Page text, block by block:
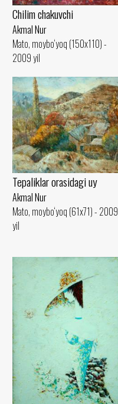
Сhilim chakuvchi
Akmal Nur
Mato, moybo‘yoq (150x110) -
2009 yil
Tepaliklar orasidagi uy
Akmal Nur
Mato, moybo‘yoq (61x71) - 2009
yil